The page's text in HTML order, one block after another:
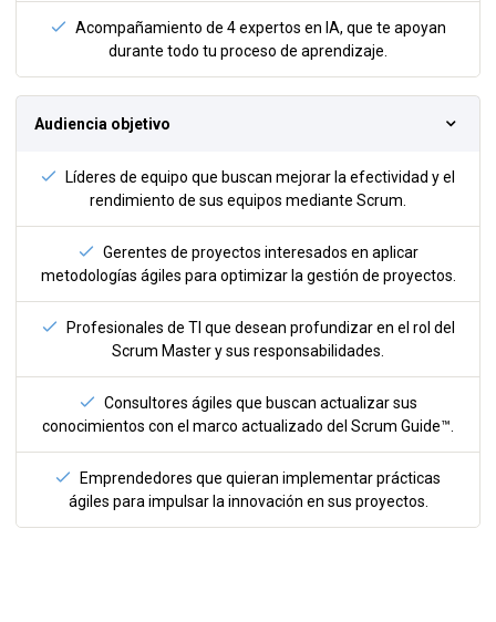
Acompañamiento de 4 expertos en IA, que te apoyan
durante todo tu proceso de aprendizaje.
Audiencia objetivo
Líderes de equipo que buscan mejorar la efectividad y el
rendimiento de sus equipos mediante Scrum.
Gerentes de proyectos interesados en aplicar
metodologías ágiles para optimizar la gestión de proyectos.
Profesionales de TI que desean profundizar en el rol del
Scrum Master y sus responsabilidades.
Consultores ágiles que buscan actualizar sus
conocimientos con el marco actualizado del Scrum Guide™.
Emprendedores que quieran implementar prácticas
ágiles para impulsar la innovación en sus proyectos.